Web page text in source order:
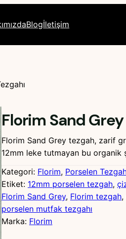
Blogİletişim
Florim Sand
Florim Sand Grey tezgah, zarif
12mm leke tutmayan bu organik
Kategori: Florim, Porselen
Etiket: 12mm porselen tezgah,
Florim Sand Grey, Florim tezgah,
porselen mutfak tezgahı
Marka: Florim